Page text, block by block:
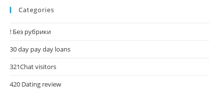
Categories
! Без рубрики
30 day pay day loans
321Chat visitors
420 Dating review